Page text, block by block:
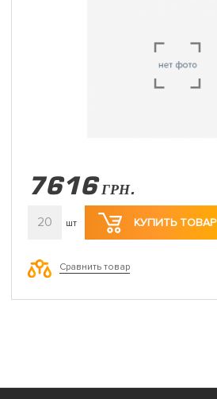
7616 ГРН.
20 шт КУПИТЬ ТОВАР
Сравнить товар